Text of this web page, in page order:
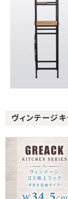
ヴィンテージ